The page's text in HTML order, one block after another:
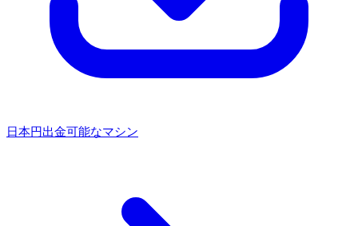
日本円出金可能なマシン